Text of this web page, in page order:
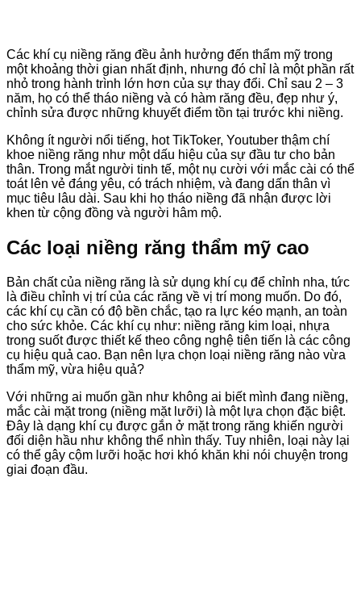
Các khí cụ niềng răng đều ảnh hưởng đến thẩm mỹ trong
một khoảng thời gian nhất định, nhưng đó chỉ là một phần rất
nhỏ trong hành trình lớn hơn của sự thay đổi. Chỉ sau 2 – 3
năm, họ có thể tháo niềng và có hàm răng đều, đẹp như ý,
chỉnh sửa được những khuyết điểm tồn tại trước khi niềng.
Không ít người nổi tiếng, hot TikToker, Youtuber thậm chí
khoe niềng răng như một dấu hiệu của sự đầu tư cho bản
thân. Trong mắt người tinh tế, một nụ cười với mắc cài có thể
toát lên vẻ đáng yêu, có trách nhiệm, và đang dấn thân vì
mục tiêu lâu dài. Sau khi họ tháo niềng đã nhận được lời
khen từ cộng đồng và người hâm mộ.
Các loại niềng răng thẩm mỹ cao
Bản chất của niềng răng là sử dụng khí cụ để chỉnh nha, tức
là điều chỉnh vị trí của các răng về vị trí mong muốn. Do đó,
các khí cụ cần có độ bền chắc, tạo ra lực kéo mạnh, an toàn
cho sức khỏe. Các khí cụ như: niềng răng kim loại, nhựa
trong suốt được thiết kế theo công nghệ tiên tiến là các công
cụ hiệu quả cao. Bạn nên lựa chọn loại niềng răng nào vừa
thẩm mỹ, vừa hiệu quả?
Với những ai muốn gần như không ai biết mình đang niềng,
mắc cài mặt trong (niềng mặt lưỡi) là một lựa chọn đặc biệt.
Đây là dạng khí cụ được gắn ở mặt trong răng khiến người
đối diện hầu như không thể nhìn thấy. Tuy nhiên, loại này lại
có thể gây cộm lưỡi hoặc hơi khó khăn khi nói chuyện trong
giai đoạn đầu.